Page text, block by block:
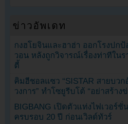
ข่าวอัพเดท
กงฮโยจินและฮาฮ่า ออกโรงปกป้
วอน หลังถูกวิจารณ์เรื่องท่าทีในร
ตี้
คิมฮีชอลแซว “SISTAR สายบว
วงการ” ทำโซยูรีบโต้ “อย่าสร้าง
BIGBANG เปิดตัวแท่งไฟเวอร์ชั่
ครบรอบ 20 ปี ก่อนเวิลด์ทัวร์